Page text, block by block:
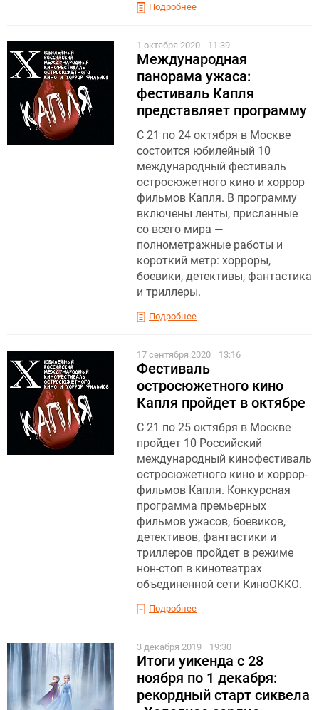
Подробнее
1 октября 2020 11:39
Международная
панорама ужаса:
фестиваль Капля
представляет программу
С 21 по 24 октября в Москве
состоится юбилейный 10
международный фестиваль
остросюжетного кино и хоррор
фильмов Капля. В программу
включены ленты, присланные
со всего мира —
полнометражные работы и
короткий метр: хорроры,
боевики, детективы, фантастика
и триллеры.
Подробнее
17 сентября 2020 13:16
Фестиваль
остросюжетного кино
Капля пройдет в октябре
С 21 по 25 октября в Москве
пройдет 10 Российский
международный кинофестиваль
остросюжетного кино и хоррор-
фильмов Капля. Конкурсная
программа премьерных
фильмов ужасов, боевиков,
детективов, фантастики и
триллеров пройдет в режиме
нон-стоп в кинотеатрах
объединенной сети КиноОККО.
Подробнее
3 декабря 2019 19:30
Итоги уикенда с 28
ноября по 1 декабря:
рекордный старт сиквела